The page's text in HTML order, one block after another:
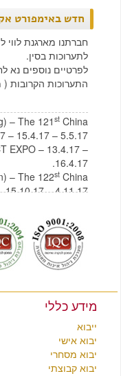
חדש באימפורט
חברתנו מארגנת לווי
לתערוכות בסין.
לפרטיים נוספים נא
התערוכות הקרובות (
– The 121 stChina
– 15.4.17 – 5.5.17.
EXPO – 13.4.17 –
16.4.17.
– The 122 stChina
15.10.17 – 4.11.17
לצפייה בקטלוג
מידע כללי
ייבוא
יבוא אישי
יבוא מסחרי
יבוא קבוצתי